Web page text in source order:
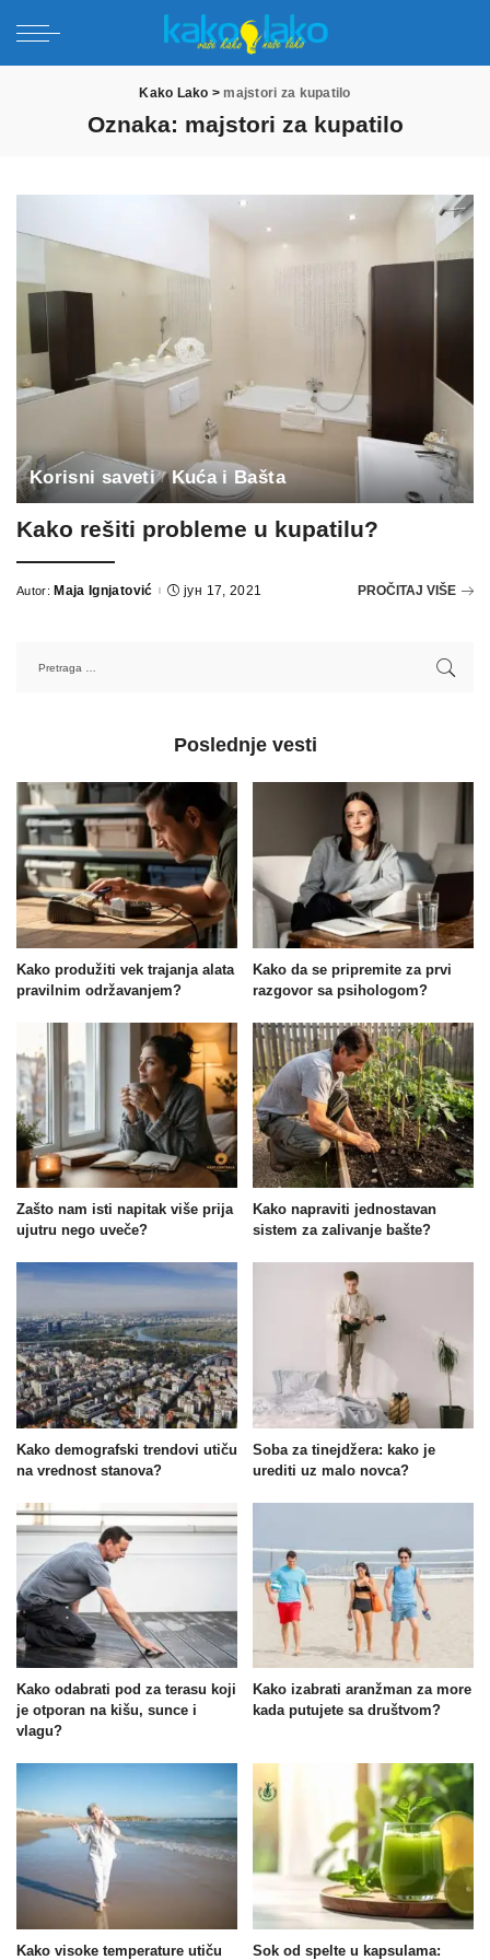
Kako Lako >majstori za kupatilo
Oznaka: majstori za kupatilo
Korisni saveti Kuća i Bašta
Kako rešiti probleme u kupatilu?
Autor: Maja Ignjatović јун 17, 2021 PROČITAJ VIŠE
Poslednje vesti
Kako produžiti vek trajanja alata
pravilnim održavanjem?
Kako da se pripremite za prvi
razgovor sa psihologom?
Zašto nam isti napitak više prija
ujutru nego uveče?
Kako napraviti jednostavan
sistem za zalivanje bašte?
Kako demografski trendovi utiču
na vrednost stanova?
Soba za tinejdžera: kako je
urediti uz malo novca?
Kako odabrati pod za terasu koji
je otporan na kišu, sunce i
vlagu?
Kako izabrati aranžman za more
kada putujete sa društvom?
Kako visoke temperature utiču Sok od spelte u kapsulama: